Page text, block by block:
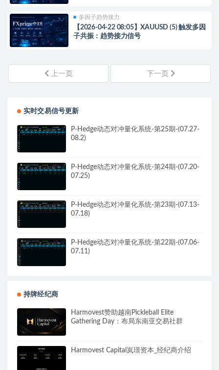
多因子趋势接力
【2026-04-22 08:05】XAUUSD (5) 触发多因
子共振：趋势接力信号
上一页 下一页
实时交易信号更新
P-Hedge动态对冲量化系统-第25期-(07.27-
08.2)
P-Hedge动态对冲量化系统-第24期-(07.20-
07.25)
P-Hedge动态对冲量化系统-第23期-(07.13-
07.18)
P-Hedge动态对冲量化系统-第22期-(07.06-
07.11)
持牌经纪商
Harmovest赞助越南Pickleball Elite
Gathering Day：布局东南亚交易社群
Harmovest Capital岚璟资本_经纪商介绍